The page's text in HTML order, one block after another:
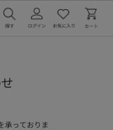
承っておりま